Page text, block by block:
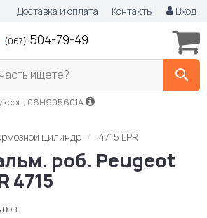
Доставка и оплата Контакты Вход
(067) 504-79-49
ищете?
06H905601A
цилиндр 4715 LPR
роб. Peugeot
4715